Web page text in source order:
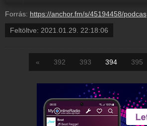
Forrás: https://anchor.fm/s/45194458/podcast/play/25927998/https%3A%2F%2Fd3ctxlq1ktw2nl.cloudfront.net%2Fstaging%2F2021-0-29%2F4822b88c-932d-9322-98a9-184ed4b4ee8d.mp3
Feltöltve: 2021.01.29. 22:18:06
« 392 393 394 395